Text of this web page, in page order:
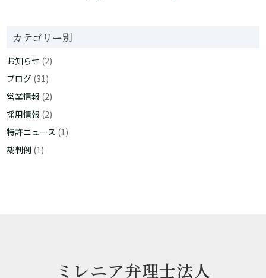
カテゴリー別
お知らせ (2)
ブログ (31)
営業情報 (2)
採用情報 (2)
特許ニュース (1)
裁判例 (1)
ミレニア弁理士法人